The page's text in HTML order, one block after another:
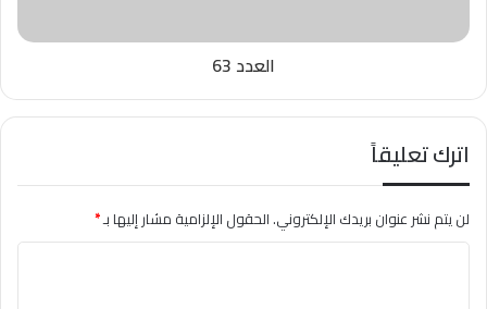
العدد 63
اترك تعليقاً
لن يتم نشر عنوان بريدك الإلكتروني.الحقول الإلزامية مشار إليها بـ*